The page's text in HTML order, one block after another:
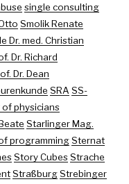
single consulting
Smolik Renate
Dr. med. Christian
Dr. Richard
Dr. Dean
SRA SS-
of physicians
Starlinger Mag.
programmingSternat
Story CubesStrache
StraßburgStrebinger